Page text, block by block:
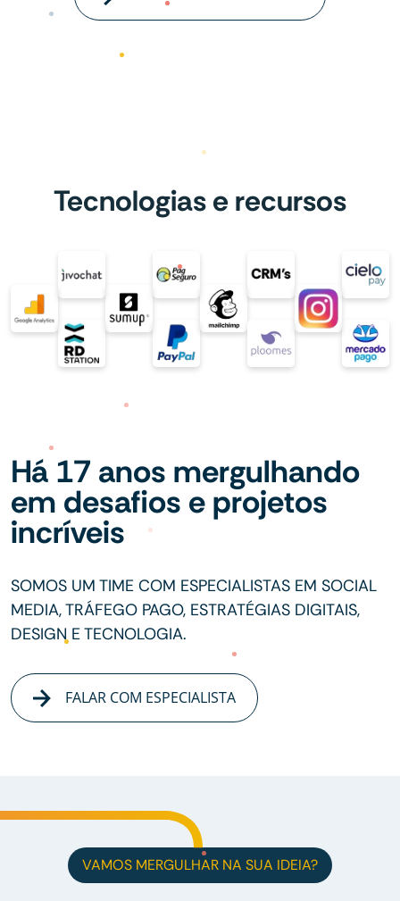
Tecnologias e recursos
Há 17 anos mergulhando
em desafios e projetos
incríveis
SOMOS UM TIME COM ESPECIALISTAS EM SOCIAL
MEDIA, TRÁFEGO PAGO, ESTRATÉGIAS DIGITAIS,
DESIGN E TECNOLOGIA.
FALAR COM ESPECIALISTA
VAMOS MERGULHAR NA SUA IDEIA?